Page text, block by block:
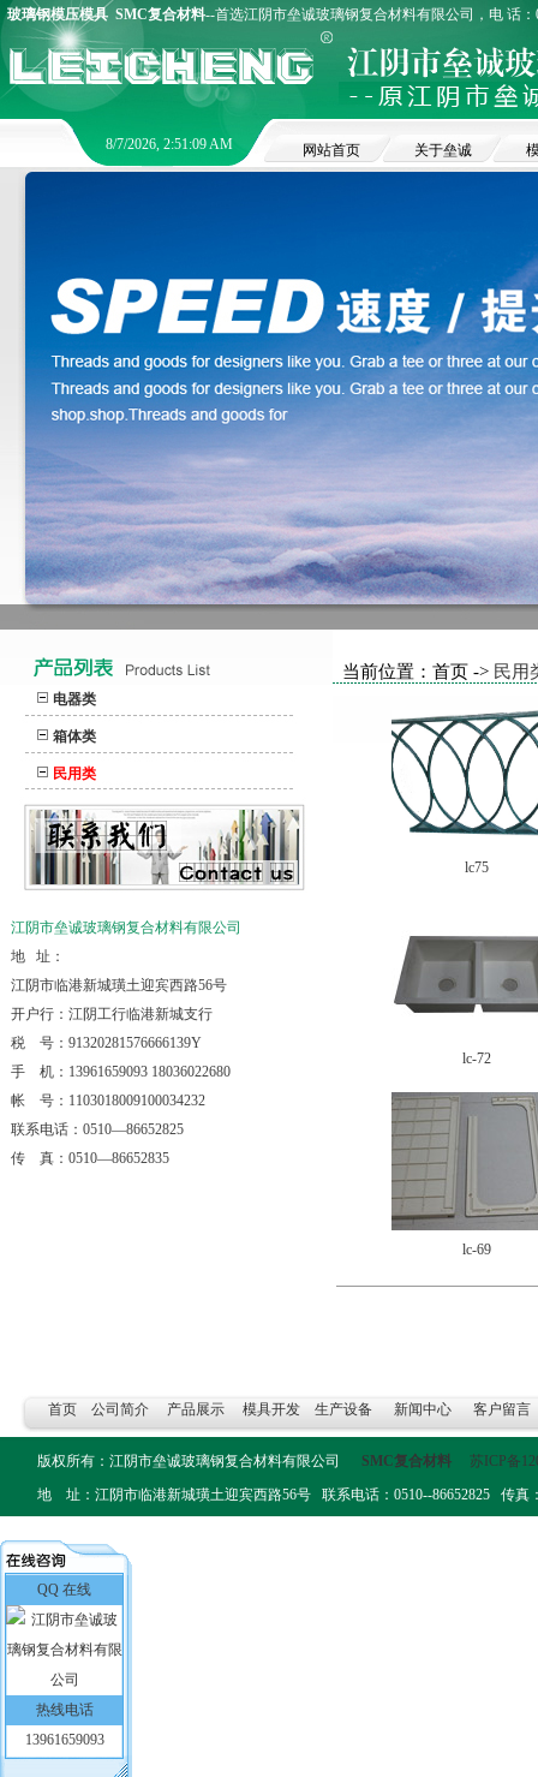
玻璃钢模压模具 SMC复合材料--首选江阴市垒诚玻璃钢复合材料有限公司，电 话
8/7/2026, 2:51:10 AM 网站首页 关于垒诚
电器类
箱体类
民用类
江阴市垒诚玻璃钢复合材料有限公司
地 址：
江阴市临港新城璜土迎宾西路56号
开户行：江阴工行临港新城支行
税 号：91320281576666139Y
手 机：13961659093 18036022680
帐 号：1103018009100034232
联系电话：0510—86652825
传 真：0510—86652835
当前位置：首页 -> 民用
lc75
lc-72
lc-69
首页 公司简介 产品展示 模具开发 生产设备 新闻中心 客户留言
版权所有：江阴市垒诚玻璃钢复合材料有限公司 SMC复合材料
苏ICP备
地 址：江阴市临港新城璜土迎宾西路56号 联系电话：0510--86652825 传真
QQ 在线
热线电话
13961659093